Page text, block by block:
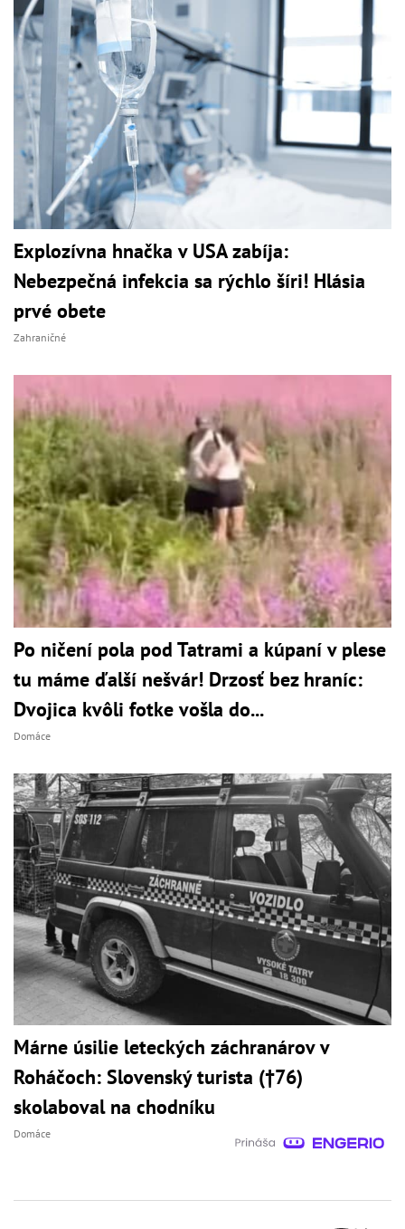
Explozívna hnačka v USA zabíja:
Nebezpečná infekcia sa rýchlo šíri! Hlásia
prvé obete
Zahraničné
Po ničení pola pod Tatrami a kúpaní v plese
tu máme ďalší nešvár! Drzosť bez hraníc:
Dvojica kvôli fotke vošla do...
Domáce
Márne úsilie leteckých záchranárov v
Roháčoch: Slovenský turista (†76)
skolaboval na chodníku
Domáce